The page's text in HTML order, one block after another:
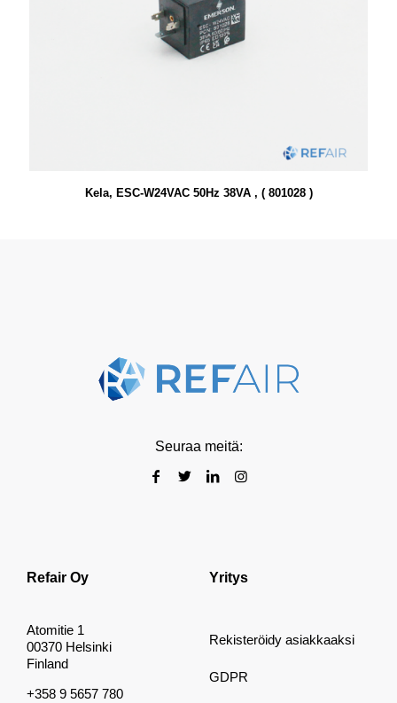
Kela, ESC-W24VAC 50Hz 38VA , ( 801028 )
Seuraa meitä:
Refair Oy
Atomitie 1
00370 Helsinki
Finland
+358 9 5657 780
Yritys
Rekisteröidy asiakkaaksi
GDPR